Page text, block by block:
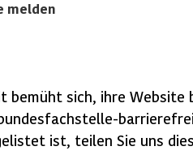
melden
bemüht sich, ihre
ist, teilen Sie uns